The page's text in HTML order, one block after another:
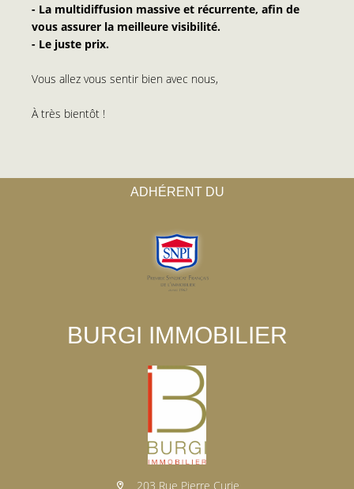
- La multidiffusion massive et récurrente, afin de
vous assurer la meilleure visibilité.
- Le juste prix.
Vous allez vous sentir bien avec nous,
À très bientôt !
ADHÉRENT DU
BURGI IMMOBILIER
203 Rue Pierre Curie